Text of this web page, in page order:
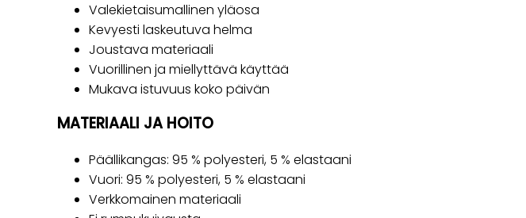
Valekietaisumallinen yläosa
Kevyesti laskeutuva helma
Joustava materiaali
Vuorillinen ja miellyttävä käyttää
Mukava istuvuus koko päivän
MATERIAALI JA HOITO
Päällikangas: 95 % polyesteri, 5 % elastaani
Vuori: 95 % polyesteri, 5 % elastaani
Verkkomainen materiaali